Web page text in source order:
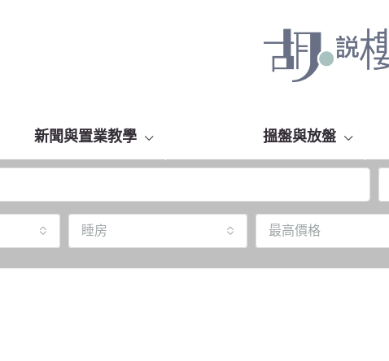
新聞與置業教學 搵盤與放盤
睡房 最高價格